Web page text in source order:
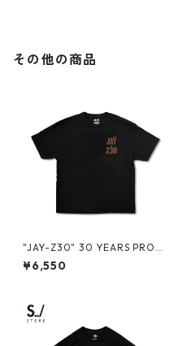
その他の商品
"JAY-Z30" 30 YEARS PROM
O S/S TEE
¥6,550